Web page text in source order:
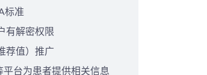
标准
有解密权限
荐值）推广
台为患者提供相关信息